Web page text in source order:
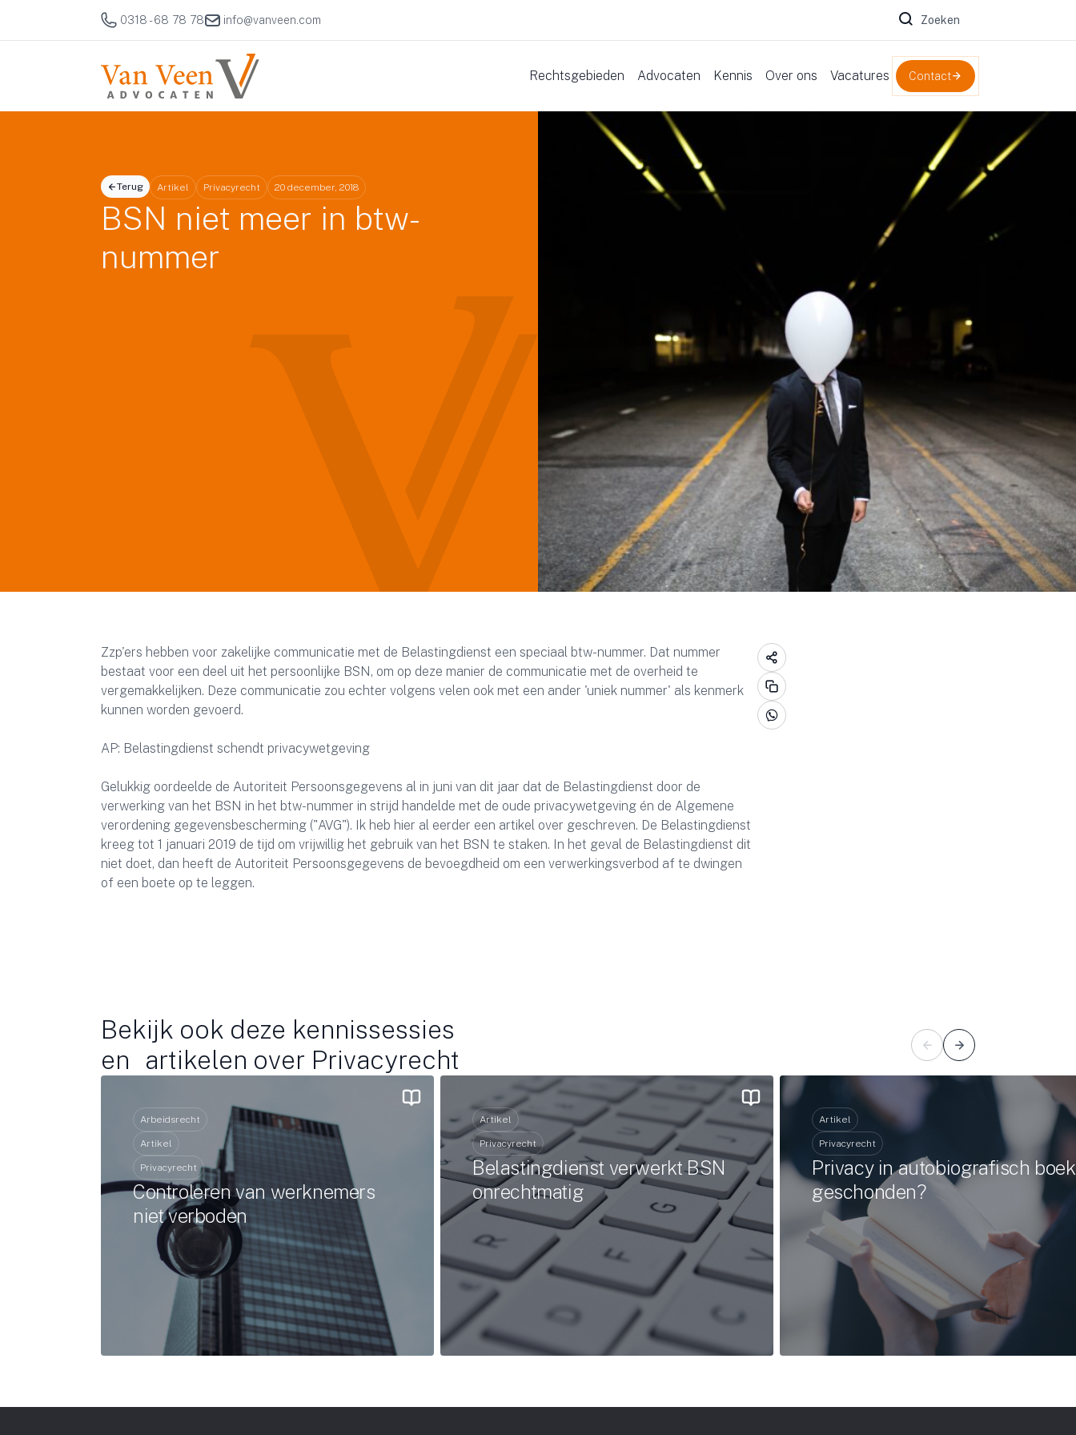
0318 - 68 78 78 info@vanveen.com Zoeken naar:
Rechtsgebieden Advocaten Kennis Over ons Vacatures Contact
Terug Artikel Privacyrecht 20 december, 2018
BSN niet meer in btw-
nummer
Zzp'ers hebben voor zakelijke communicatie met de Belastingdienst een speciaal btw-nummer. Dat nummer
bestaat voor een deel uit het persoonlijke BSN, om op deze manier de communicatie met de overheid te
vergemakkelijken. Deze communicatie zou echter volgens velen ook met een ander 'uniek nummer' als kenmerk
kunnen worden gevoerd.
AP: Belastingdienst schendt privacywetgeving
Gelukkig oordeelde de Autoriteit Persoonsgegevens al in juni van dit jaar dat de Belastingdienst door de
verwerking van het BSN in het btw-nummer in strijd handelde met de oude privacywetgeving én de Algemene
verordening gegevensbescherming ("AVG"). Ik heb hier al eerder een artikel over geschreven. De Belastingdienst
kreeg tot 1 januari 2019 de tijd om vrijwillig het gebruik van het BSN te staken. In het geval de Belastingdienst dit
niet doet, dan heeft de Autoriteit Persoonsgegevens de bevoegdheid om een verwerkingsverbod af te dwingen
of een boete op te leggen.
Bekijk ook deze kennissessies
en artikelen over Privacyrecht
Arbeidsrecht
Artikel
Privacyrecht
Controleren van werknemers
niet verboden
Artikel
Privacyrecht
Belastingdienst verwerkt BSN
onrechtmatig
Artikel
Privacyrecht
Privacy in autobiografisch boek
geschonden?